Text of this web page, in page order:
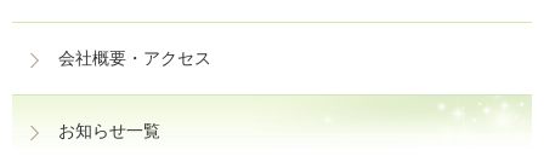
会社概要・アクセス
お知らせ一覧